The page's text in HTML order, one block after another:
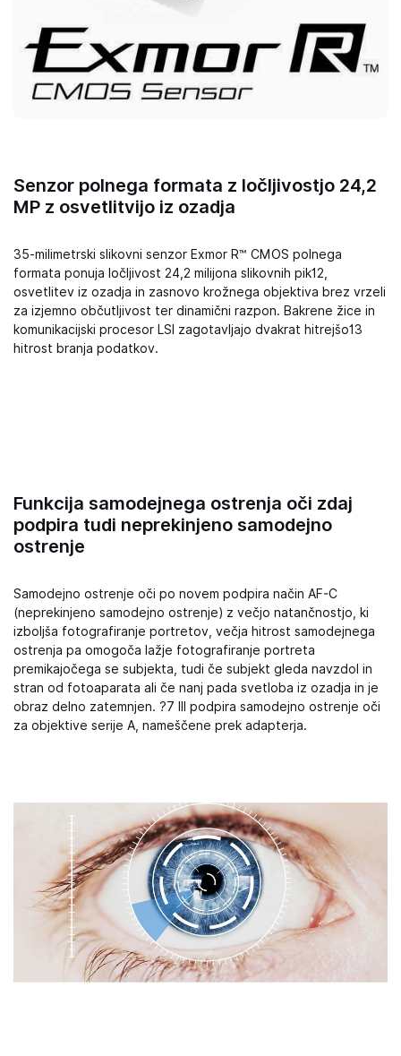
Senzor polnega formata z ločljivostjo 24,2
MP z osvetlitvijo iz ozadja
35-milimetrski slikovni senzor Exmor R™ CMOS polnega
formata ponuja ločljivost 24,2 milijona slikovnih pik12,
osvetlitev iz ozadja in zasnovo krožnega objektiva brez vrzeli
za izjemno občutljivost ter dinamični razpon. Bakrene žice in
komunikacijski procesor LSI zagotavljajo dvakrat hitrejšo13
hitrost branja podatkov.
Funkcija samodejnega ostrenja oči zdaj
podpira tudi neprekinjeno samodejno
ostrenje
Samodejno ostrenje oči po novem podpira način AF-C
(neprekinjeno samodejno ostrenje) z večjo natančnostjo, ki
izboljša fotografiranje portretov, večja hitrost samodejnega
ostrenja pa omogoča lažje fotografiranje portreta
premikajočega se subjekta, tudi če subjekt gleda navzdol in
stran od fotoaparata ali če nanj pada svetloba iz ozadja in je
obraz delno zatemnjen. ?7 III podpira samodejno ostrenje oči
za objektive serije A, nameščene prek adapterja.